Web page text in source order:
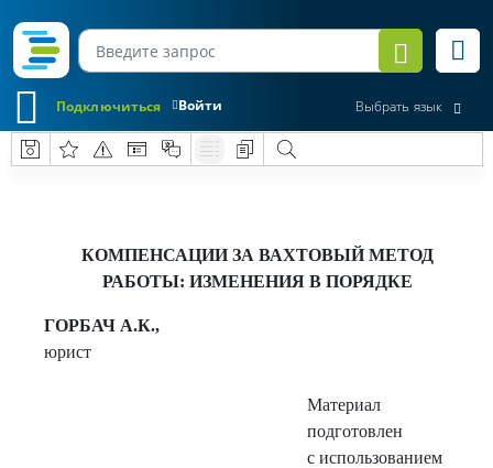
Войти
Подключиться Выбрать язык
КОМПЕНСАЦИИ ЗА ВАХТОВЫЙ МЕТОД
РАБОТЫ: ИЗМЕНЕНИЯ В ПОРЯДКЕ
ГОРБАЧ А.К.,
юрист
Материал
подготовлен
с использованием